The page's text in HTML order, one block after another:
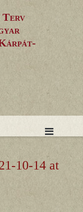
Terv
10-14 at